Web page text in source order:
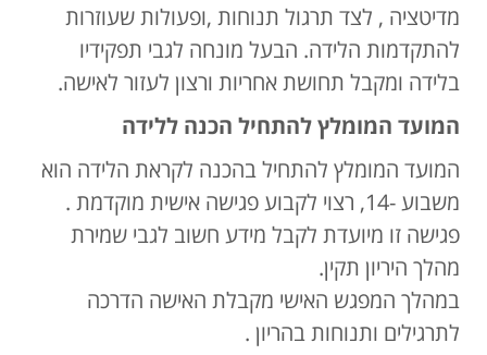
מדיטציה , לצד תרגול תנוחות ,ופעולות שעוזרות
להתקדמות הלידה. הבעל מונחה לגבי תפקידיו
בלידה ומקבל תחושת אחריות ורצון לעזור לאישה.
המועד המומלץ להתחיל הכנה ללידה
המועד המומלץ להתחיל בהכנה לקראת הלידה הוא
משבוע -14, רצוי לקבוע פגישה אישית מוקדמת .
פגישה זו מיועדת לקבל מידע חשוב לגבי שמירת
מהלך היריון תקין.
במהלך המפגש האישי מקבלת האישה הדרכה
לתרגילים ותנוחות בהריון .